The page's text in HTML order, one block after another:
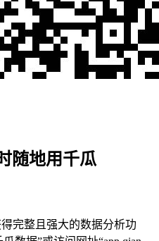
随地用千瓜
完整且强大的数据分析功